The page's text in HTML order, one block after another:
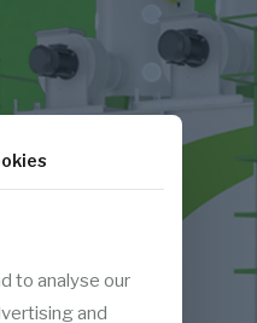
to analyse our
and